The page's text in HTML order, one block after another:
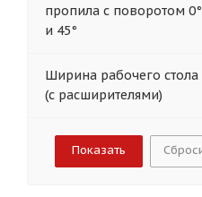
пропила с поворотом 0°
и 45°
Ширина рабочего стола
(с расширителями)